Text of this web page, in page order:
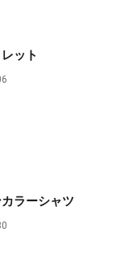
ット
ラーシャツ